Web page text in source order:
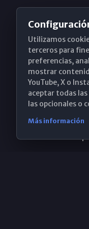
Santa
(+34)
Utilizamos
terceros para
preferencias,
mostrar
YouTube, X o
aceptar todas
las opcionales o
Más información